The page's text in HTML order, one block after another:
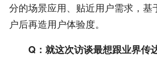
分的场景应用、贴近用户需求，基
户后再造用户体验度。
Q：就这次访谈最想跟业界传